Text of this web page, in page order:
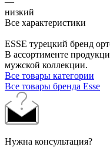
низкий
Все характеристики
ESSE турецкий бренд
В ассортименте
мужской коллекции.
Все товары категории
Все товары бренда Esse
Нужна консультация?